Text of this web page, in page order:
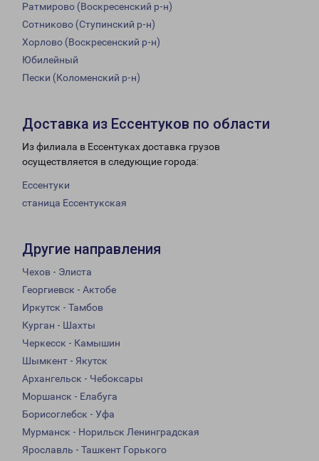
Ратмирово (Воскресенский р-н)
Сотниково (Ступинский р-н)
Хорлово (Воскресенский р-н)
Юбилейный
Пески (Коломенский р-н)
Доставка из Ессентуков по области
Из филиала в Ессентуках доставка грузов
осуществляется в следующие города:
Ессентуки
станица Ессентукская
Другие направления
Чехов - Элиста
Георгиевск - Актобе
Иркутск - Тамбов
Курган - Шахты
Черкесск - Камышин
Шымкент - Якутск
Архангельск - Чебоксары
Моршанск - Елабуга
Борисоглебск - Уфа
Мурманск - Норильск Ленинградская
Ярославль - Ташкент Горького